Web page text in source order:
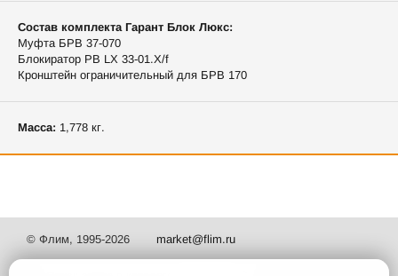
Состав комплекта Гарант Блок Люкс:
Муфта БРВ 37-070
Блокиратор РВ LX 33-01.X/f
Кронштейн ограничительный для БРВ 170
Масса: 1,778 кг.
© Флим, 1995-2026 market@flim.ru